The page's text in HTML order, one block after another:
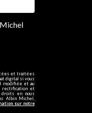
et traitées
digital si vous
modifiée et au
rectification et
droits en nous
Albin Michel,
sur notre